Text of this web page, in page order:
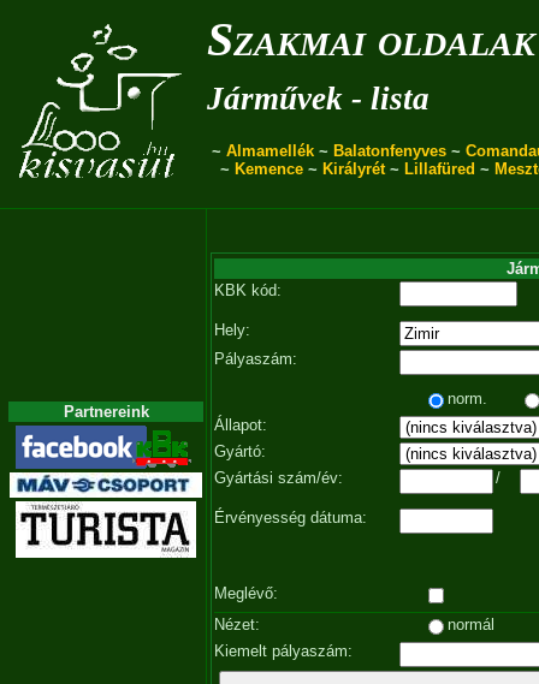
Szakmai oldalak
Járművek - lista
~ Almamellék ~ Balatonfenyves ~
~ Kemence~ Királyrét~ Lillafüred ~
Partnereink
KBK kód:
Hely:
Pályaszám:
norm.
Állapot:
Gyártó:
Gyártási szám/év:
/
Érvényesség dátuma:
Meglévő:
Nézet:
normál
Kiemelt pályaszám: